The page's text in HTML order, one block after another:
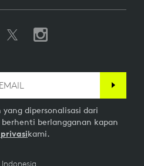
dipersonalisasi dari
berlangganan kapan
kami.
Indonesia